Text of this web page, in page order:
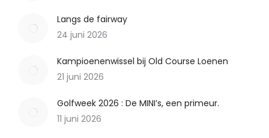
Langs de fairway
24 juni 2026
Kampioenenwissel bij Old Course Loenen
21 juni 2026
Golfweek 2026 : De MINI’s, een primeur.
11 juni 2026